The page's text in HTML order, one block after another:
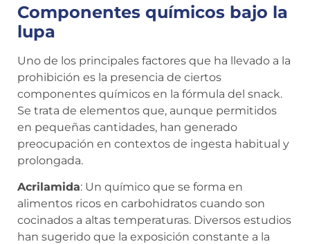
Componentes químicos bajo la
lupa
Uno de los principales factores que ha llevado a la
prohibición es la presencia de ciertos
componentes químicos en la fórmula del snack.
Se trata de elementos que, aunque permitidos
en pequeñas cantidades, han generado
preocupación en contextos de ingesta habitual y
prolongada.
Acrilamida: Un químico que se forma en
alimentos ricos en carbohidratos cuando son
cocinados a altas temperaturas. Diversos estudios
han sugerido que la exposición constante a la